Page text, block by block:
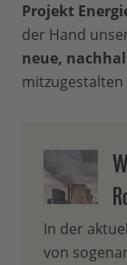
Projekt
der Hand
neue,
mitzugestalten
In der
von